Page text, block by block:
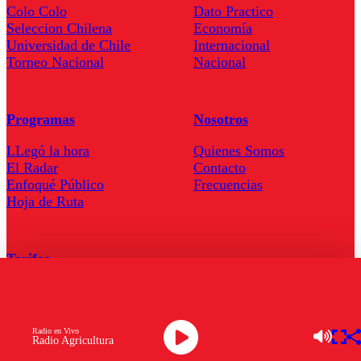
Radio Agricultura
Radio en Vivo
Colo Colo
Seleccion Chilena
Universidad de Chile
Torneo Nacional
Dato Practico
Economía
Internacional
Nacional
Programas
LLegó la hora
El Radar
Enfoqué Público
Hoja de Ruta
Nosotros
Quienes Somos
Contacto
Frecuencias
Tarifas